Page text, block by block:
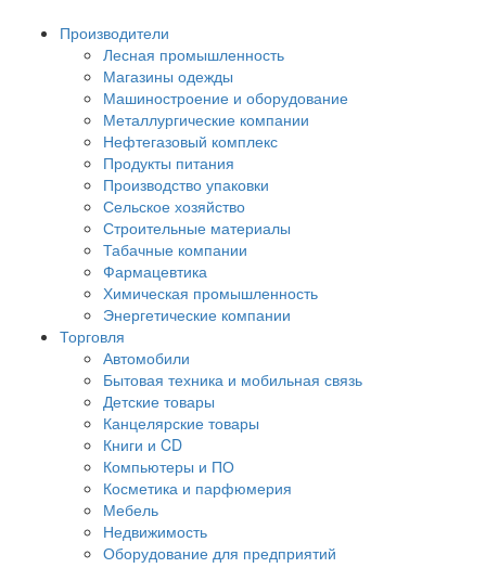
Производители
Лесная промышленность
Магазины одежды
Машиностроение и оборудование
Металлургические компании
Нефтегазовый комплекс
Продукты питания
Производство упаковки
Сельское хозяйство
Строительные материалы
Табачные компании
Фармацевтика
Химическая промышленность
Энергетические компании
Торговля
Автомобили
Бытовая техника и мобильная связь
Детские товары
Канцелярские товары
Книги и CD
Компьютеры и ПО
Косметика и парфюмерия
Мебель
Недвижимость
Оборудование для предприятий